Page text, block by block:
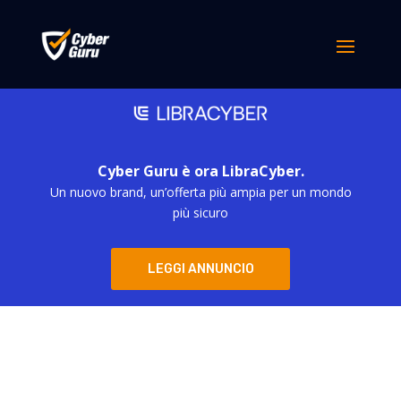
Cyber Guru è ora LibraCyber.
Un nuovo brand, un’offerta più ampia per un mondo
più sicuro
LEGGI ANNUNCIO